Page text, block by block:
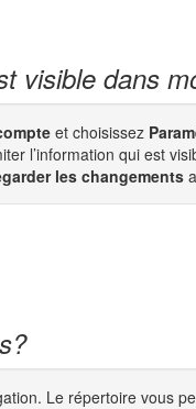
visible dans
et choisissez
l’information qui est
les changements
Le répertoire vous